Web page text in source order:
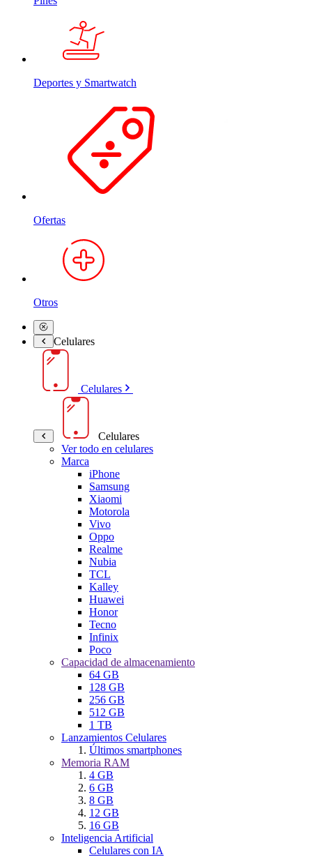
Deportes y Smartwatch
Ofertas
Otros
Celulares
Celulares
Celulares
Ver todo en celulares
Marca
iPhone
Samsung
Xiaomi
Motorola
Vivo
Oppo
Realme
Nubia
TCL
Kalley
Huawei
Honor
Tecno
Infinix
Poco
Capacidad de almacenamiento
64 GB
128 GB
256 GB
512 GB
1 TB
Lanzamientos Celulares
Últimos smartphones
Memoria RAM
4 GB
6 GB
8 GB
12 GB
16 GB
Inteligencia Artificial
Celulares con IA